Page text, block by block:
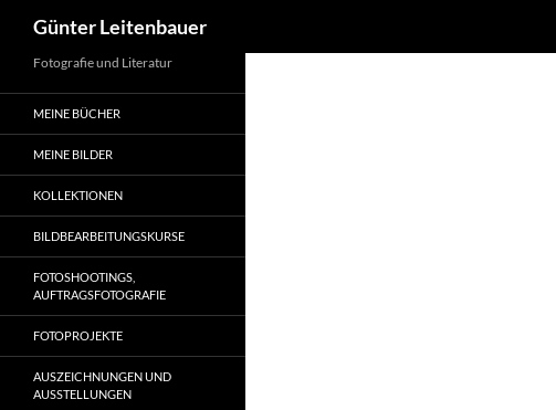
Inhalt
springen
Günter Leitenbauer
Fotografie und Literatur
MEINE BÜCHER
MEINE BILDER
KOLLEKTIONEN
BILDBEARBEITUNGSKURSE
FOTOSHOOTINGS,
AUFTRAGSFOTOGRAFIE
FOTOPROJEKTE
AUSZEICHNUNGEN UND
AUSSTELLUNGEN